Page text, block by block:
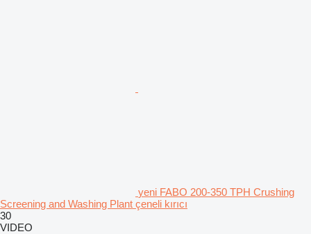
yeni FABO 200-350 TPH Crushing
Screening and Washing Plant çeneli kırıcı
30
VIDEO